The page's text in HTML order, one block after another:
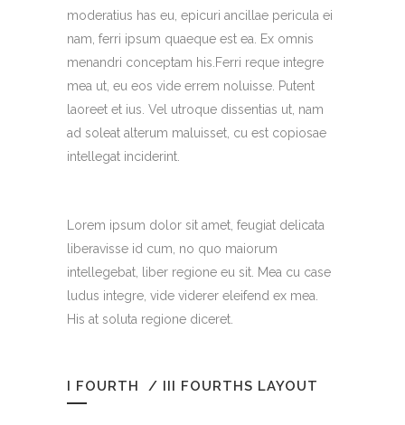
moderatius has eu, epicuri ancillae pericula ei
nam, ferri ipsum quaeque est ea. Ex omnis
menandri conceptam his.Ferri reque integre
mea ut, eu eos vide errem noluisse. Putent
laoreet et ius. Vel utroque dissentias ut, nam
ad soleat alterum maluisset, cu est copiosae
intellegat inciderint.
Lorem ipsum dolor sit amet, feugiat delicata
liberavisse id cum, no quo maiorum
intellegebat, liber regione eu sit. Mea cu case
ludus integre, vide viderer eleifend ex mea.
His at soluta regione diceret.
I FOURTH / III FOURTHS LAYOUT